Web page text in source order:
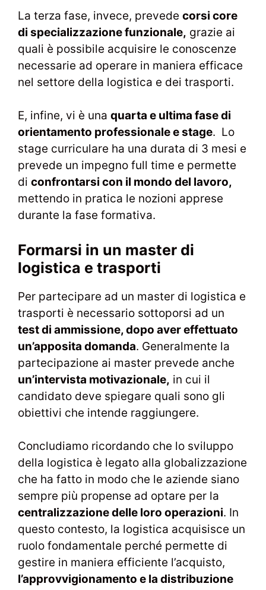
La terza fase, invece, prevede corsi core
di specializzazione funzionale, grazie ai
quali è possibile acquisire le conoscenze
necessarie ad operare in maniera efficace
nel settore della logistica e dei trasporti.
E, infine, vi è una quarta e ultima fase di
orientamento professionale e stage. Lo
stage curriculare ha una durata di 3 mesi e
prevede un impegno full time e permette
di confrontarsi con il mondo del lavoro,
mettendo in pratica le nozioni apprese
durante la fase formativa.
Formarsi in un master di
logistica e trasporti
Per partecipare ad un master di logistica e
trasporti è necessario sottoporsi ad un
test di ammissione, dopo aver effettuato
un’apposita domanda. Generalmente la
partecipazione ai master prevede anche
un’intervista motivazionale, in cui il
candidato deve spiegare quali sono gli
obiettivi che intende raggiungere.
Concludiamo ricordando che lo sviluppo
della logistica è legato alla globalizzazione
che ha fatto in modo che le aziende siano
sempre più propense ad optare per la
centralizzazione delle loro operazioni. In
questo contesto, la logistica acquisisce un
ruolo fondamentale perché permette di
gestire in maniera efficiente l’acquisto,
l’approvvigionamento e la distribuzione